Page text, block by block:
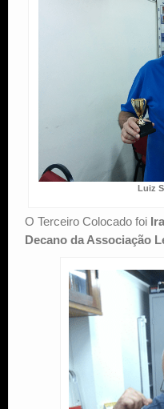
Luiz
O Terceiro Colocado foi
Decano da Associação